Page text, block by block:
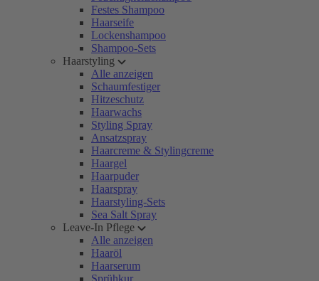
Festes Shampoo
Haarseife
Lockenshampoo
Shampoo-Sets
Haarstyling
Alle anzeigen
Schaumfestiger
Hitzeschutz
Haarwachs
Styling Spray
Ansatzspray
Haarcreme & Stylingcreme
Haargel
Haarpuder
Haarspray
Haarstyling-Sets
Sea Salt Spray
Leave-In Pflege
Alle anzeigen
Haaröl
Haarserum
Sprühkur